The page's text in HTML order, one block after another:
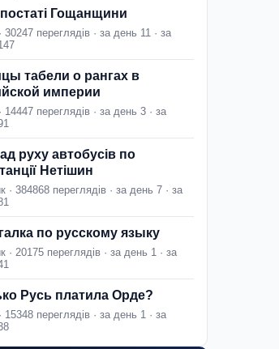
постаті Гощанщини
30247 переглядів · за день 11 · за
табели о рангах в
империи
14447 переглядів · за день 3 · за
руху автобусів по
Нетішин
· 384868 переглядів · за день 7 · за
по русскому языку
· 20175 переглядів · за день 1 · за
Русь платила Орде?
15348 переглядів · за день 1 · за